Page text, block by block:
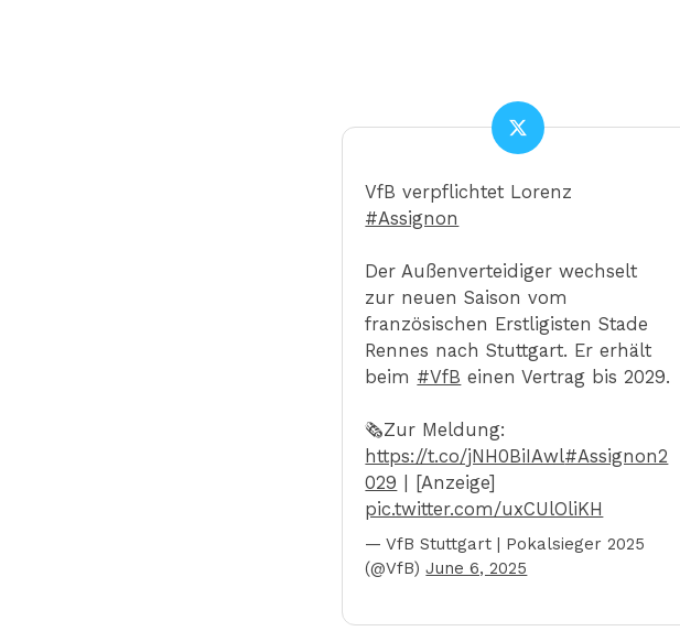
VfB verpflichtet Lorenz
#Assignon
Der Außenverteidiger wechselt
zur neuen Saison vom
französischen Erstligisten Stade
Rennes nach Stuttgart. Er erhält
beim #VfB einen Vertrag bis 2029.
🗞️Zur Meldung:
https://t.co/jNH0BiIAwl#Assignon2
029 | [Anzeige]
pic.twitter.com/uxCUlOliKH
— VfB Stuttgart | Pokalsieger 2025
(@VfB)June 6, 2025